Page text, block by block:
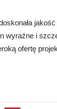
i
ofertę